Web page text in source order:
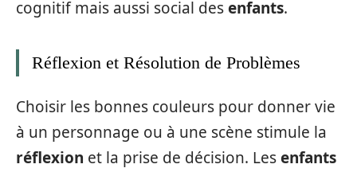
cognitif mais aussi social desenfants.
Réflexion et Résolution de Problèmes
Choisir les bonnes couleurs pour donner vie
à un personnage ou à une scène stimule la
réflexion et la prise de décision. Lesenfants